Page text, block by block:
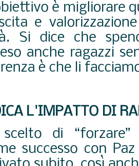
è migliorare
e
Si dice che
anche ragazzi
è che li
L'IMPATTO DI
di “forzare”
successo con